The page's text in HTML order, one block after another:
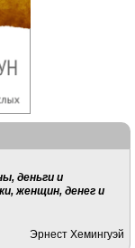
деньги и
женщин, денег и
Эрнест Хемингуэй